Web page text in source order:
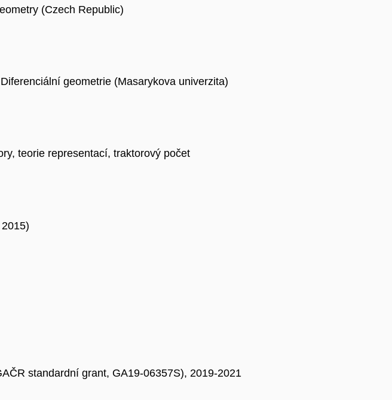
(Czech Republic)
geometrie (Masarykova univerzita)
teorie representací, traktorový počet
standardní grant, GA19-06357S), 2019-2021